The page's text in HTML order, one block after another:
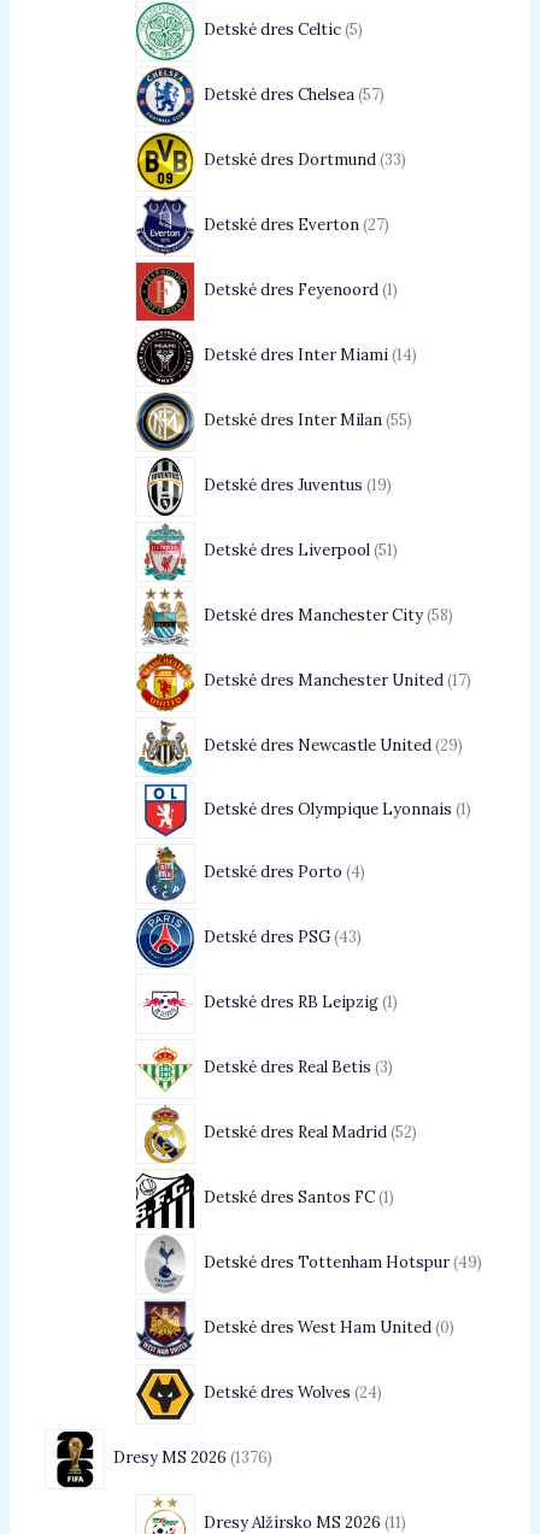
Detské dres Celtic 5
Detské dres Chelsea 57
Detské dres Dortmund 33
Detské dres Everton 27
Detské dres Feyenoord 1
Detské dres Inter Miami 14
Detské dres Inter Milan 55
Detské dres Juventus 19
Detské dres Liverpool 51
Detské dres Manchester City 58
Detské dres Manchester United 17
Detské dres Newcastle United 29
Detské dres Olympique Lyonnais 1
Detské dres Porto 4
Detské dres PSG 43
Detské dres RB Leipzig 1
Detské dres Real Betis 3
Detské dres Real Madrid 52
Detské dres Santos FC 1
Detské dres Tottenham Hotspur 49
Detské dres West Ham United 0
Detské dres Wolves 24
Dresy MS 2026 1376
Dresy Alžírsko MS 2026 11